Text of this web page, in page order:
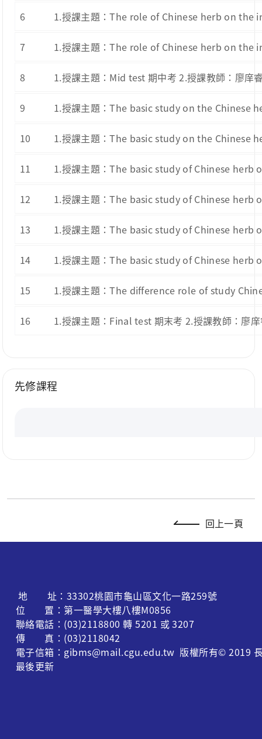
6 1.授課主題：The role of Chinese herb on the
7 1.授課主題：The role of Chinese herb on the
8 1.授課主題：Mid test 期中考 2.授課教師：廖庠
9 1.授課主題：The basic study on the Chinese
10 1.授課主題：The basic study on the Chinese
11 1.授課主題：The basic study of Chinese herb
12 1.授課主題：The basic study of Chinese herb
13 1.授課主題：The basic study of Chinese herb
14 1.授課主題：The basic study of Chinese herb
15 1.授課主題：The difference role of study
16 1.授課主題：Final test 期末考 2.授課教師：廖
先修課程
回上一頁
地 址：33302桃園市龜山區文化一路259號
位 置：第一醫學大樓八樓M0856
聯絡電話：(03)2118800 轉 5201 或 3207
傳 真：(03)2118042
電子信箱：gibms@mail.cgu.edu.tw 版權所有© 2019
最後更新